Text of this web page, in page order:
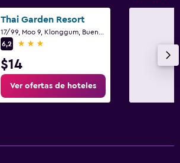
Thai Garden Resort
6,2
3 estrellas
$14
Ver ofertas de hoteles